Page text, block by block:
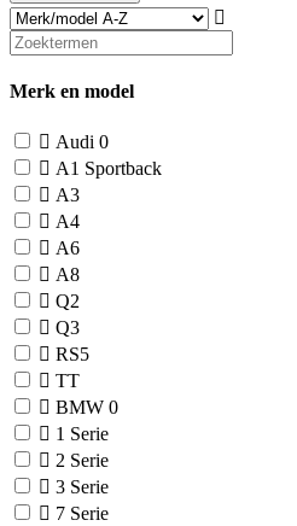
Merk en model
Audi 0
A1 Sportback
A3
A4
A6
A8
Q2
Q3
RS5
TT
BMW 0
1 Serie
2 Serie
3 Serie
7 Serie